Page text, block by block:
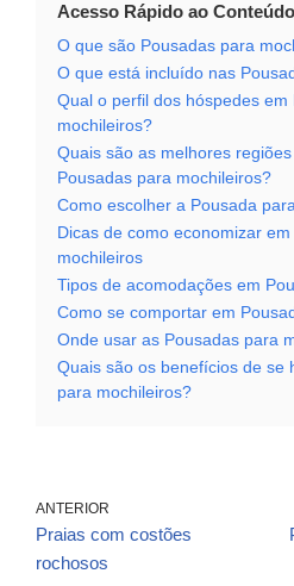
Acesso Rápido ao Conteúdo
O que são Pousadas para
O que está incluído nas
Qual o perfil dos hóspedes em
mochileiros?
Quais são as melhores
Pousadas para mochileiros?
Como escolher a Pousada
Dicas de como economizar
mochileiros
Tipos de acomodações em
Como se comportar em
Onde usar as Pousadas para
Quais são os benefícios de se
para mochileiros?
ANTERIOR
Praias com costões
rochosos